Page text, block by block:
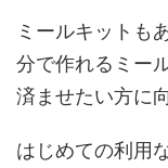
ミールキットも
分で作れるミー
済ませたい方に
はじめての利用